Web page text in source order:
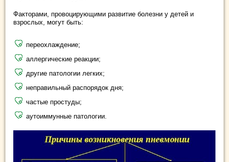
Факторами, провоцирующими развитие болезни у детей и
взрослых, могут быть:
переохлаждение;
аллергические реакции;
другие патологии легких;
неправильный распорядок дня;
частые простуды;
аутоиммунные патологии.